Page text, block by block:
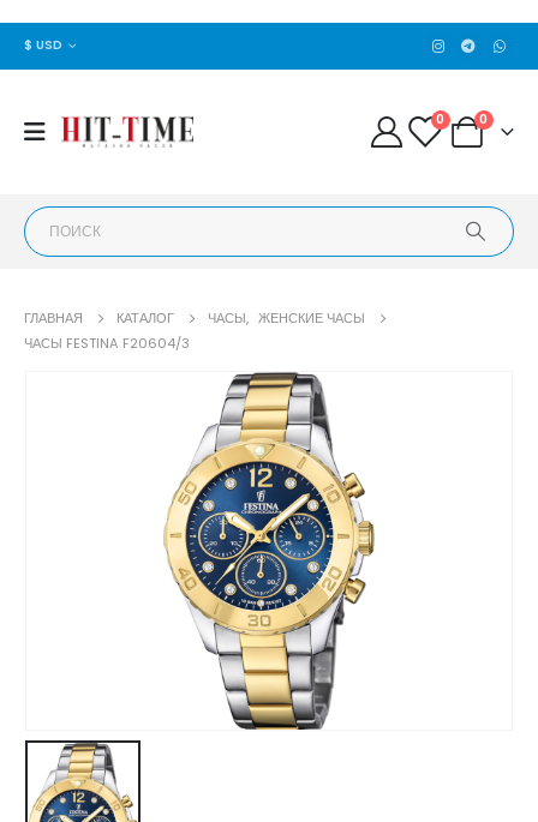
$ USD
0 0
ГЛАВНАЯ КАТАЛОГ ЧАСЫ, ЖЕНСКИЕ ЧАСЫ
ЧАСЫ FESTINA F20604/3